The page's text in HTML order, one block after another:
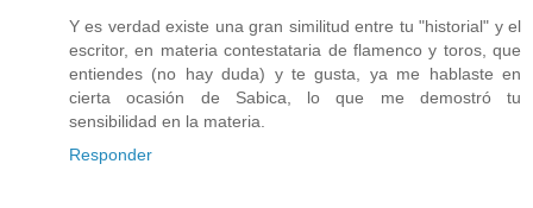
Y es verdad existe una gran similitud entre tu "historial" y el
escritor, en materia contestataria de flamenco y toros, que
entiendes (no hay duda) y te gusta, ya me hablaste en
cierta ocasión de Sabica, lo que me demostró tu
sensibilidad en la materia.
Responder